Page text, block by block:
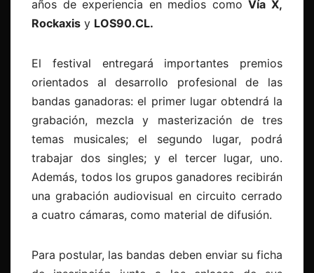
años de experiencia en medios comoVía X,
Rockaxis y LOS90.CL.
El festival entregará importantes premios
orientados al desarrollo profesional de las
bandas ganadoras: el primer lugar obtendrá la
grabación, mezcla y masterización de tres
temas musicales; el segundo lugar, podrá
trabajar dos singles; y el tercer lugar, uno.
Además, todos los grupos ganadores recibirán
una grabación audiovisual en circuito cerrado
a cuatro cámaras, como material de difusión.
Para postular, las bandas deben enviar su ficha